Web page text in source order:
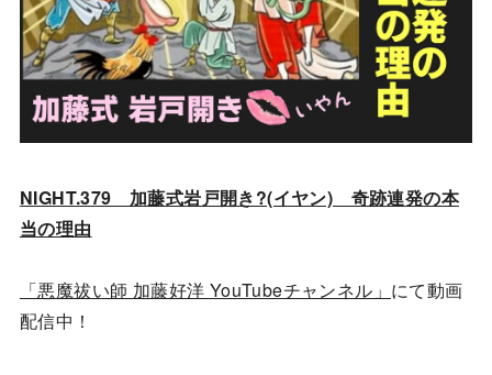
NIGHT.379 加藤式岩戸開き?(イヤン) 奇跡連発の本
当の理由
「悪魔祓い師 加藤好洋 YouTubeチャンネル」 にて動画
配信中！